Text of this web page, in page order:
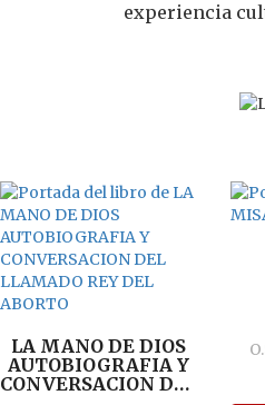
experiencia
LA MANO DE DIOS
AUTOBIOGRAFIA Y
CONVERSACION DEL